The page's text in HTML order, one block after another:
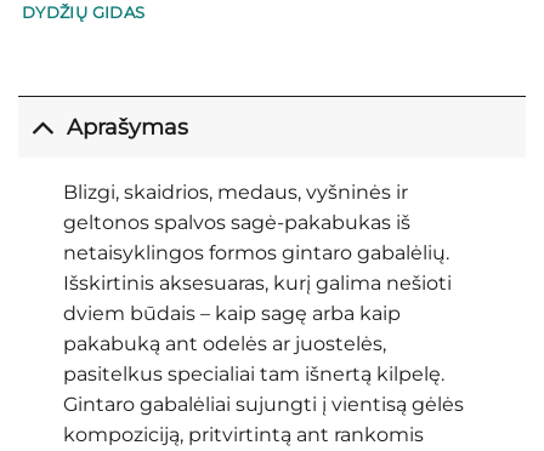
DYDŽIŲ GIDAS
Aprašymas
Blizgi, skaidrios, medaus, vyšninės ir
geltonos spalvos sagė-pakabukas iš
netaisyklingos formos gintaro gabalėlių.
Išskirtinis aksesuaras, kurį galima nešioti
dviem būdais – kaip sagę arba kaip
pakabuką ant odelės ar juostelės,
pasitelkus specialiai tam išnertą kilpelę.
Gintaro gabalėliai sujungti į vientisą gėlės
kompoziciją, pritvirtintą ant rankomis